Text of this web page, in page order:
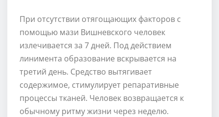
При отсутствии отягощающих факторов с
помощью мази Вишневского человек
излечивается за 7 дней. Под действием
линимента образование вскрывается на
третий день. Средство вытягивает
содержимое, стимулирует репаративные
процессы тканей. Человек возвращается к
обычному ритму жизни через неделю.